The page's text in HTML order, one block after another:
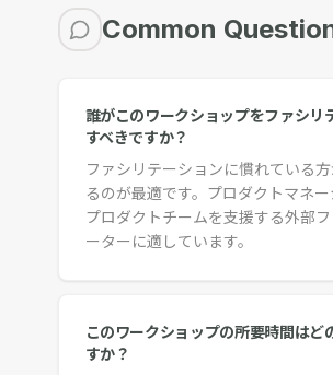
Common
誰がこのワークショップをファシリ
すべきですか？
ファシリテーションに慣れている
るのが最適です。プロダクトマネー
プロダクトチームを支援する外部
ーターに適しています。
このワークショップの所要時間はど
すか？